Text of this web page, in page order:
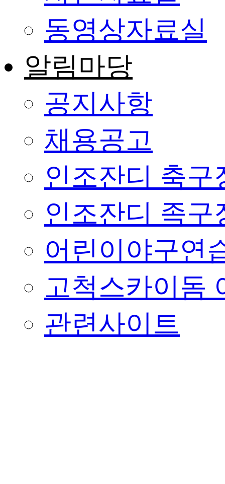
동영상자료실
알림마당
공지사항
채용공고
인조잔디 축구
인조잔디 족구
어린이야구연
고척스카이돔
관련사이트